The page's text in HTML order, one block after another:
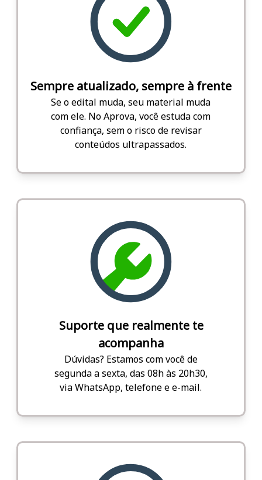
Sempre atualizado, sempre à frente
Se o edital muda, seu material muda
com ele. No Aprova, você estuda com
confiança, sem o risco de revisar
conteúdos ultrapassados.
Suporte que realmente te
acompanha
Dúvidas? Estamos com você de
segunda a sexta, das 08h às 20h30,
via WhatsApp, telefone e e-mail.